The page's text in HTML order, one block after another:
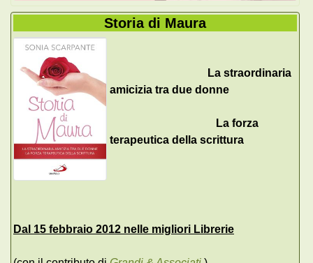
Storia di Maura
La straordinaria
amicizia tra due donne
La forza
terapeutica della scrittura
Dal 15 febbraio 2012 nelle migliori Librerie